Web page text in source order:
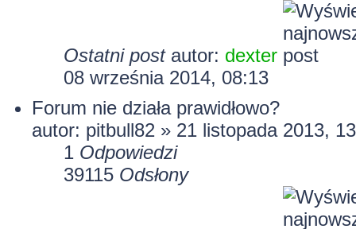
Ostatni post autor: dexter
08 września 2014, 08:13
Forum nie działa prawidłowo?
autor: pitbull82 » 21 listopada 2013,
1 Odpowiedzi
39115 Odsłony